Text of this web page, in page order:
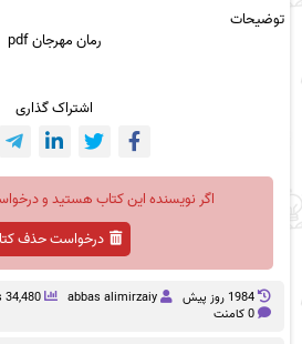
توضیحات
رمان مهرجان pdf
اشتراک گذاری
اگر نویسنده این کتاب هستید و
درخواست حذف
1984 روز پيش abbas alimirzaiy
34,480 views
0 کامنت